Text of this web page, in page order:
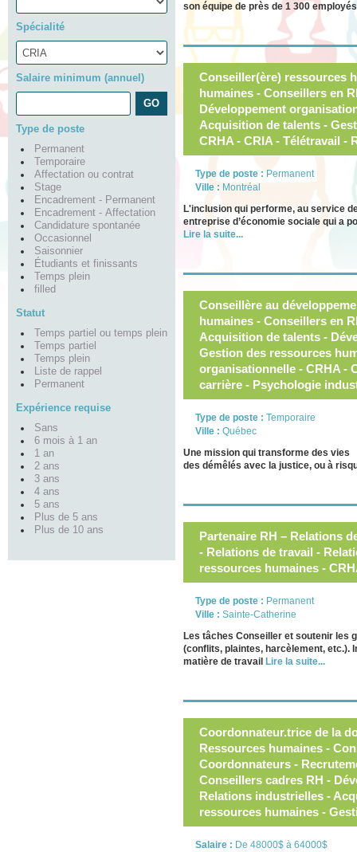
Spécialité
Salaire minimum (annuel)
Type de poste
Permanent
Temporaire
Affectation ou contrat
Stage
Encadrement - Permanent
Encadrement - Affectation
Candidature spontanée
Occasionnel
Saisonnier
Étudiants et finissants
Temps plein
filled
Statut
Temps partiel ou temps plein
Temps partiel
Temps plein
Liste de rappel
Permanent
Expérience requise
Sans
6 mois à 1 an
1 an
2 ans
3 ans
4 ans
5 ans
Plus de 5 ans
Plus de 10 ans
son équipe de près de 1 300
Conseiller(ère) ressources
humaines - Conseillers en
Développement
Acquisition de talents -
CRHA - CRIA - Télétravail -
Type de poste : Permanent
Ville : Montréal
L'inclusion qui performe, au service
entreprise d’économie sociale qui a
Lire la suite...
Conseillère au
humaines - Conseillers en
Acquisition de talents -
Gestion des ressources
organisationnelle - CRHA -
carrière - Psychologie
Type de poste : Temporaire
Ville : Québec
Une mission qui transforme des vies
des démêlés avec la justice, ou à
Partenaire RH – Relations
- Relations de travail -
ressources humaines -
Type de poste : Permanent
Ville : Sainte-Catherine
Les tâches Conseiller et soutenir les
(conflits, plaintes, harcèlement, etc.).
matière de travail Lire la suite...
Coordonnateur.trice de la
Ressources humaines -
Coordonnateurs -
Conseillers cadres RH -
Relations industrielles -
ressources humaines -
Salaire : De 48000$ à 64000$